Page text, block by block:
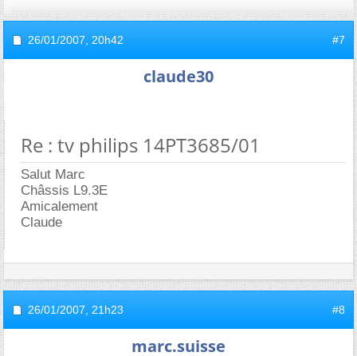
26/01/2007, 20h42 #7
claude30
Re : tv philips 14PT3685/01
Salut Marc
Châssis L9.3E
Amicalement
Claude
26/01/2007, 21h23 #8
marc.suisse